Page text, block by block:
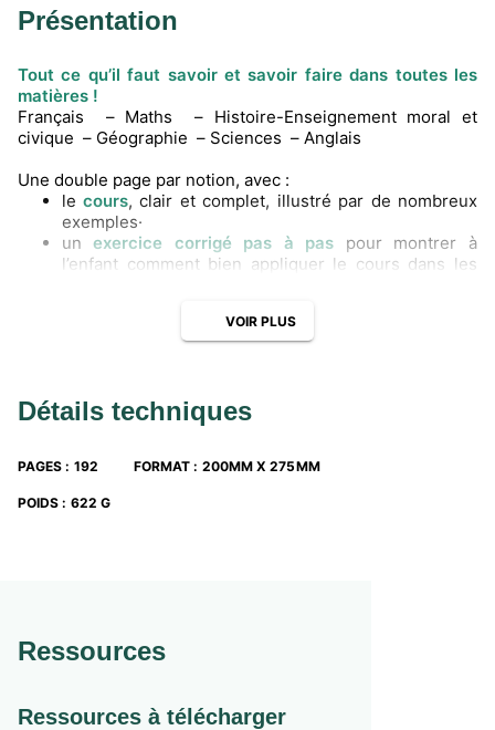
Présentation
Tout ce qu’il faut savoir et savoir faire dans toutes les
matières !
Français – Maths – Histoire-Enseignement moral et
civique – Géographie – Sciences – Anglais
Une double page par notion, avec :
le cours, clair et complet, illustré par de nombreux
exemples·
un exercice corrigé pas à pas pour montrer à
l’enfant comment bien appliquer le cours dans les
: des QR codes à flasher avec des mini-
dialogues à écouter
En fin d’ouvrage : unefrise historique
pour connaître les tables de
Tous les corrigés
VOIR PLUS
Détails techniques
PAGES : 192 FORMAT : 200MM X 275MM
POIDS : 622 G
Ressources
Ressources à télécharger